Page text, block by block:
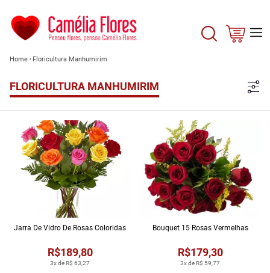
Home Floricultura Manhumirim
FLORICULTURA MANHUMIRIM
3x de R$ 63,27
R$189,80
Jarra De Vidro De Rosas Coloridas
3x de R$ 59,77
R$179,30
Bouquet 15 Rosas Vermelhas